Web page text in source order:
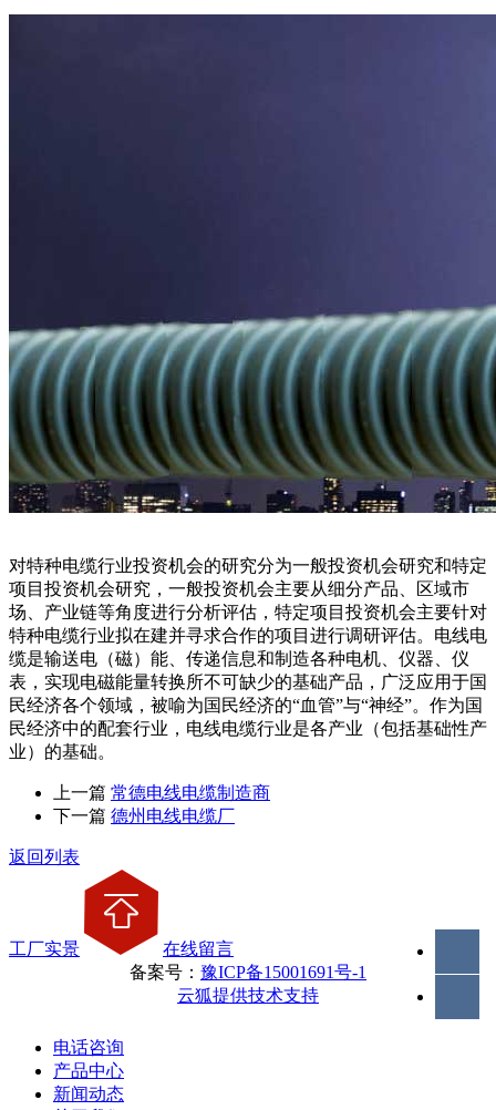
对特种电缆行业投资机会的研究分为一般投资机会研究和特定
项目投资机会研究，一般投资机会主要从细分产品、区域市
场、产业链等角度进行分析评估，特定项目投资机会主要针对
特种电缆行业拟在建并寻求合作的项目进行调研评估。电线电
缆是输送电（磁）能、传递信息和制造各种电机、仪器、仪
表，实现电磁能量转换所不可缺少的基础产品，广泛应用于国
民经济各个领域，被喻为国民经济的“血管”与“神经”。作为国
民经济中的配套行业，电线电缆行业是各产业（包括基础性产
业）的基础。
上一篇 常德电线电缆制造商
下一篇 德州电线电缆厂
返回列表
工厂实景
在线留言
备案号： 豫ICP备15001691号-1
云狐提供技术支持
电话咨询
产品中心
新闻动态